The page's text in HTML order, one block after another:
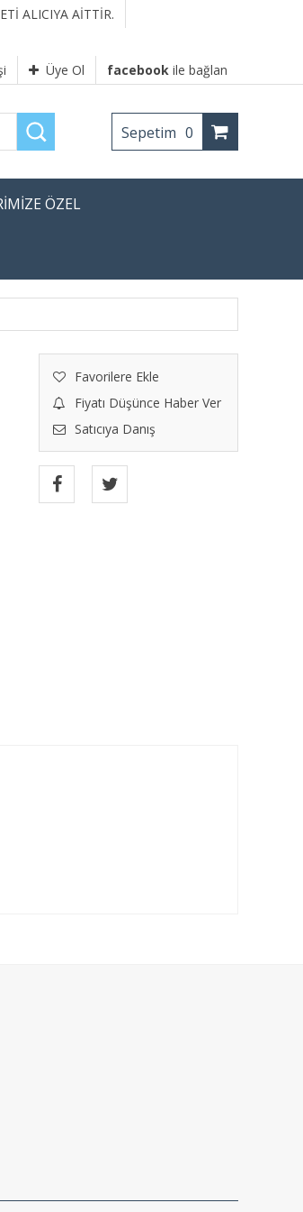
ALICIYA AİTTİR.
Üye Ol facebook ile bağlan
Sepetim 0
ÖZEL
Favorilere Ekle
Fiyatı Düşünce Haber Ver
Satıcıya Danış